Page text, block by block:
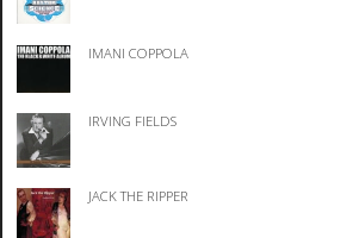
IMANI COPPOLA
IRVING FIELDS
JACK THE RIPPER